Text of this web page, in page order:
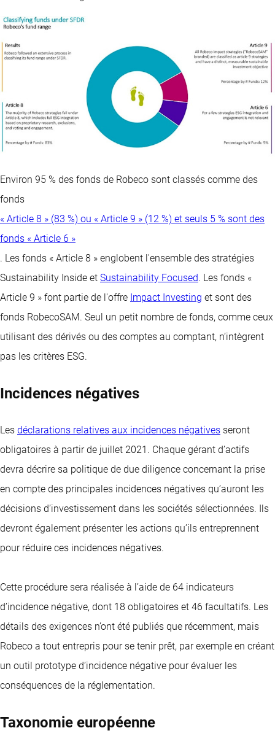
Environ 95 % des fonds de Robeco sont classés comme des
fonds
« Article 8 » (83 %) ou « Article 9 » (12 %) et seuls 5 % sont des
fonds « Article 6 »
. Les fonds « Article 8 » englobent l'ensemble des stratégies
Sustainability Inside et Sustainability Focused. Les fonds «
Article 9 » font partie de l'offre Impact Investing et sont des
fonds RobecoSAM. Seul un petit nombre de fonds, comme ceux
utilisant des dérivés ou des comptes au comptant, n’intègrent
pas les critères ESG.
Incidences négatives
Les déclarations relatives aux incidences négatives seront
obligatoires à partir de juillet 2021. Chaque gérant d’actifs
devra décrire sa politique de due diligence concernant la prise
en compte des principales incidences négatives qu’auront les
décisions d’investissement dans les sociétés sélectionnées. Ils
devront également présenter les actions qu’ils entreprennent
pour réduire ces incidences négatives.
Cette procédure sera réalisée à l’aide de 64 indicateurs
d’incidence négative, dont 18 obligatoires et 46 facultatifs. Les
détails des exigences n’ont été publiés que récemment, mais
Robeco a tout entrepris pour se tenir prêt, par exemple en créant
un outil prototype d’incidence négative pour évaluer les
conséquences de la réglementation.
Taxonomie européenne